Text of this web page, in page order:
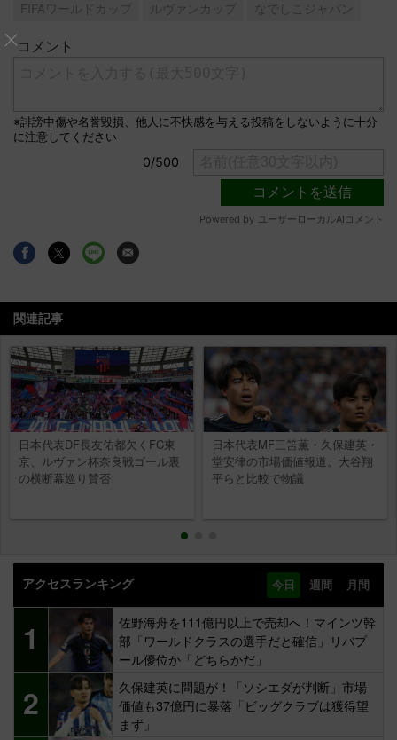
FIFAワールドカップ ルヴァンカップ なでしこジャパン
関連記事
日本代表DF長友佑都欠くFC東
京、ルヴァン杯奈良戦ゴール裏
の横断幕巡り賛否
日本代表MF三笘薫・久保建英・
堂安律の市場価値報道。大谷翔
平らと比較で物議
アクセスランキング 今日 週間 月間
1
佐野海舟を111億円以上で売却へ！マインツ幹
部「ワールドクラスの選手だと確信」リバプ
ール優位か「どちらかだ」
2
久保建英に問題が！「ソシエダが判断」市場
価値も37億円に暴落「ビッグクラブは獲得望
まず」